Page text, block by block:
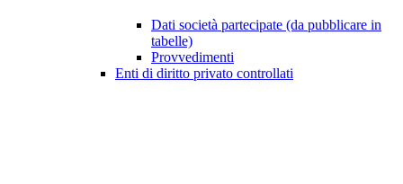
Dati società partecipate (da pubblicare in
tabelle)
Provvedimenti
Enti di diritto privato controllati